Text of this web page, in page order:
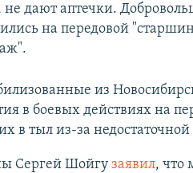
дают аптечки.
на передовой
из
в боевых действиях на
в тыл из-за недостаточной
Сергей Шойгу заявил, что